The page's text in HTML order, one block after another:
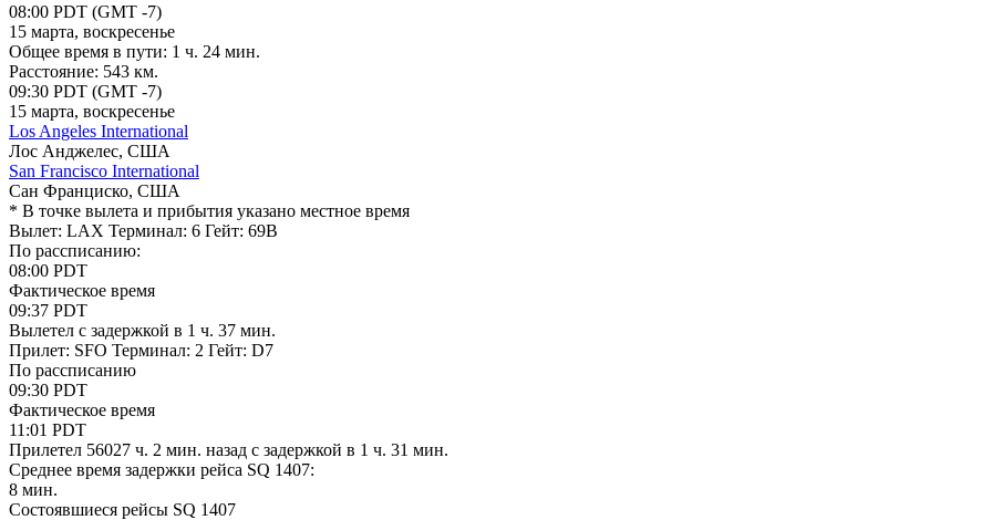
08:00 PDT (GMT -7)
15 марта, воскресенье
Общее время в пути: 1 ч. 24 мин.
Расстояние: 543 км.
09:30 PDT (GMT -7)
15 марта, воскресенье
Los Angeles International
Лос Анджелес, США
San Francisco International
Сан Франциско, США
* В точке вылета и прибытия указано местное время
Вылет: LAX Терминал: 6 Гейт: 69B
По рассписанию:
08:00 PDT
Фактическое время
09:37 PDT
Вылетел c задержкой в 1 ч. 37 мин.
Прилет: SFO Терминал: 2 Гейт: D7
По рассписанию
09:30 PDT
Фактическое время
11:01 PDT
Прилетел 56027 ч. 2 мин. назад c задержкой в 1 ч. 31 мин.
Среднее время задержки рейса SQ 1407:
8 мин.
Состоявшиеся рейсы SQ 1407